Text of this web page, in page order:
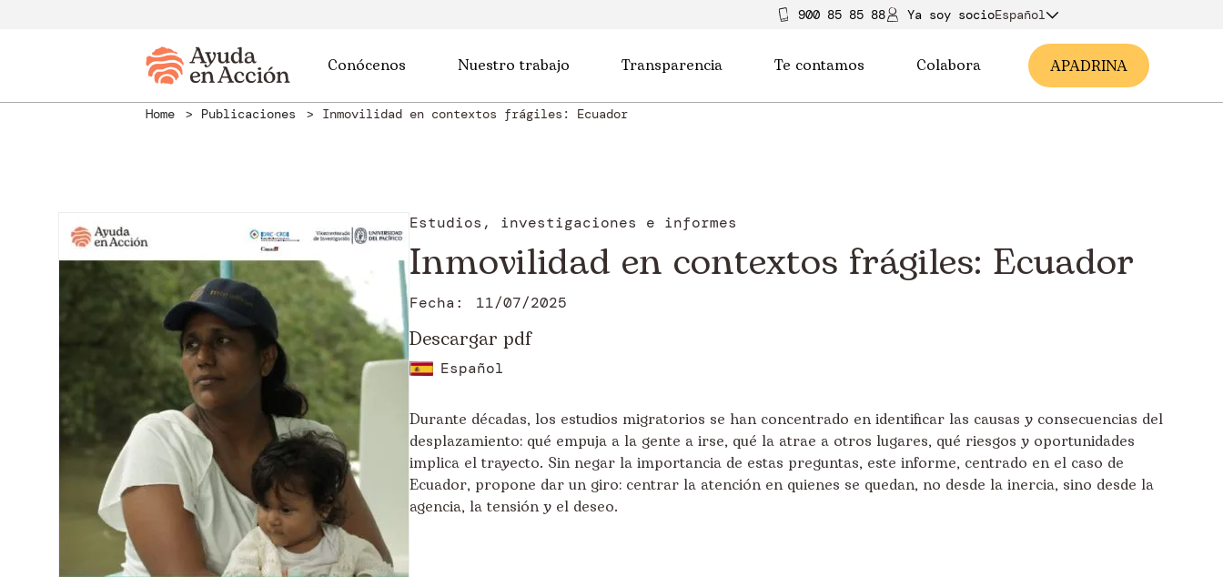
900 85 85 88 Ya soy socioEspañol
Conócenos Nuestro trabajo Transparencia Te contamos Colabora APADRINA
Home Publicaciones Inmovilidad en contextos frágiles: Ecuador
Estudios, investigaciones e informes
Inmovilidad en contextos frágiles: Ecuador
Fecha: 11/07/2025
Descargar pdf
Español
Durante décadas, los estudios migratorios se han concentrado en identificar las causas y consecuencias del
desplazamiento: qué empuja a la gente a irse, qué la atrae a otros lugares, qué riesgos y oportunidades
implica el trayecto. Sin negar la importancia de estas preguntas, este informe, centrado en el caso de
Ecuador, propone dar un giro: centrar la atención en quienes se quedan, no desde la inercia, sino desde la
agencia, la tensión y el deseo.